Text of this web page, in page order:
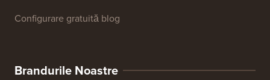
Configurare gratuită blog
Brandurile Noastre